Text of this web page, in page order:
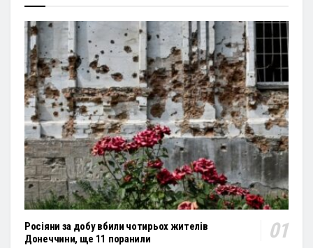
Росіяни за добу вбили чотирьох жителів
Донеччини, ще 11 поранили